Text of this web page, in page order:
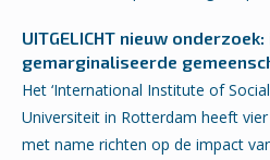
UITGELICHT nieuw
gemarginaliseerde
Het ‘International Institute of
Universiteit in Rotterdam heeft vier
met name richten op de impact